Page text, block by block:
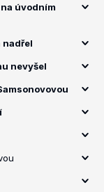
úvodním
nadřel
nevyšel